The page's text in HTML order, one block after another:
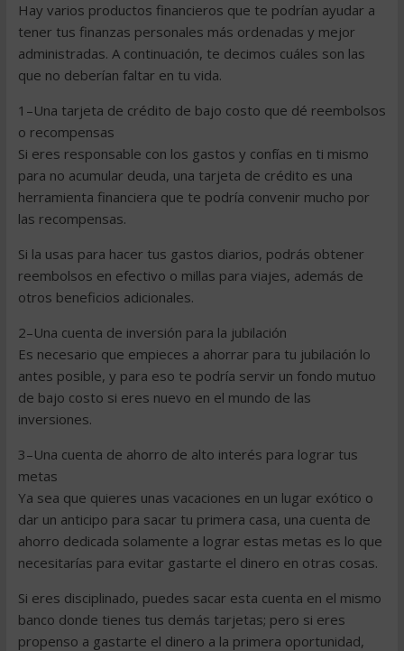
Hay varios productos financieros que te podrían ayudar a
tener tus finanzas personales más ordenadas y mejor
administradas. A continuación, te decimos cuáles son las
que no deberían faltar en tu vida.
1–Una tarjeta de crédito de bajo costo que dé reembolsos
o recompensas
Si eres responsable con los gastos y confías en ti mismo
para no acumular deuda, una tarjeta de crédito es una
herramienta financiera que te podría convenir mucho por
las recompensas.
Si la usas para hacer tus gastos diarios, podrás obtener
reembolsos en efectivo o millas para viajes, además de
otros beneficios adicionales.
2–Una cuenta de inversión para la jubilación
Es necesario que empieces a ahorrar para tu jubilación lo
antes posible, y para eso te podría servir un fondo mutuo
de bajo costo si eres nuevo en el mundo de las
inversiones.
3–Una cuenta de ahorro de alto interés para lograr tus
metas
Ya sea que quieres unas vacaciones en un lugar exótico o
dar un anticipo para sacar tu primera casa, una cuenta de
ahorro dedicada solamente a lograr estas metas es lo que
necesitarías para evitar gastarte el dinero en otras cosas.
Si eres disciplinado, puedes sacar esta cuenta en el mismo
banco donde tienes tus demás tarjetas; pero si eres
propenso a gastarte el dinero a la primera oportunidad,